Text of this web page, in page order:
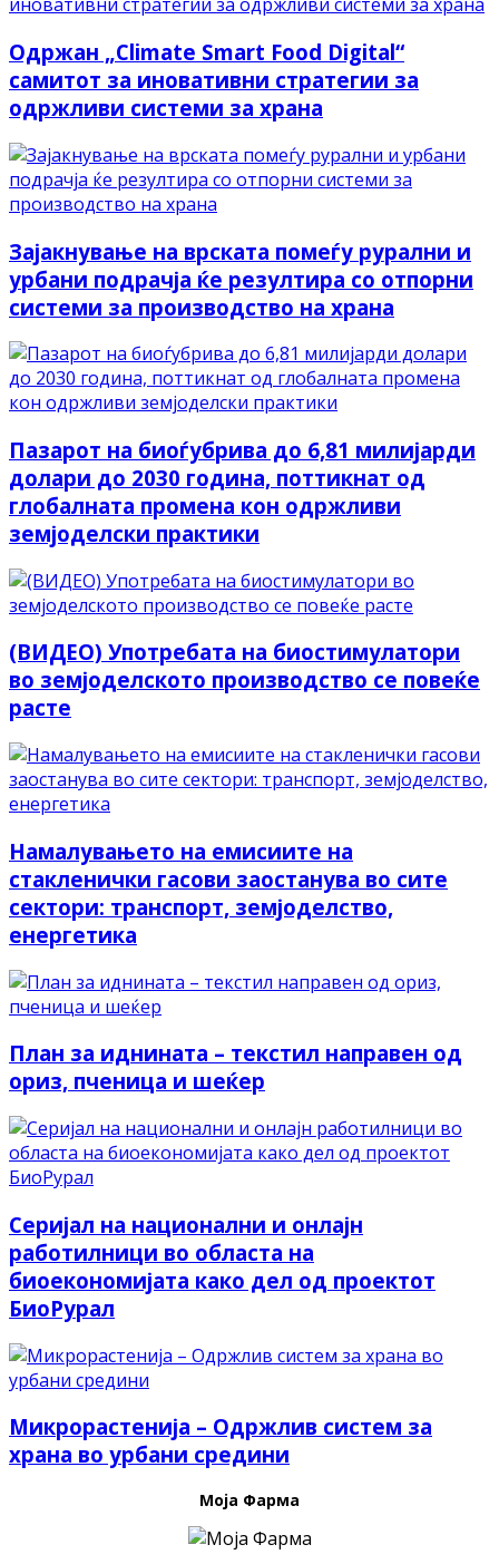
Одржан „Climate Smart Food Digital“
самитот за иновативни стратегии за
одржливи системи за храна
Зајакнување на врската помеѓу рурални и
урбани подрачја ќе резултира со отпорни
системи за производство на храна
Пазарот на биоѓубрива до 6,81 милијарди
долари до 2030 година, поттикнат од
глобалната промена кон одржливи
земјоделски практики
(ВИДЕО) Употребата на биостимулатори
во земјоделското производство се повеќе
расте
Намалувањето на емисиите на
стакленички гасови заостанува во сите
сектори: транспорт, земјоделство,
енергетика
План за иднината – текстил направен од
ориз, пченица и шеќер
Серијал на национални и онлајн
работилници во областа на
биоекономијата како дел од проектот
БиоРурал
Микрорастенија – Одржлив систем за
храна во урбани средини
Моја Фарма